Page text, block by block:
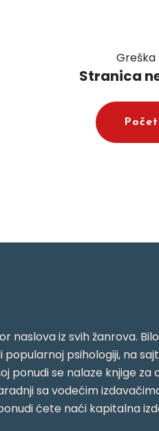
Greška
Stranica
naslova iz svih žanrova.
psihologiji, na
ponudi se nalaze knjige za
sa vodećim
ćete naći kapitalna